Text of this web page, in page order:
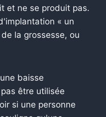
et ne se produit pas.
« un
la grossesse, ou
baisse
être utilisée
si une personne